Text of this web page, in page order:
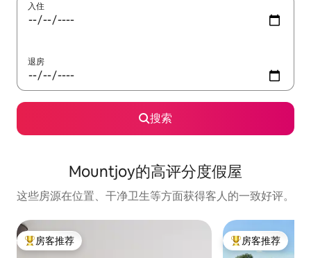
入住
退房
搜索
Mountjoy的高评分度假屋
这些房源在位置、干净卫生等方面获得客人的一致好评。
热门「房客推荐」
房客推荐 热门「房客推荐」
房客推荐